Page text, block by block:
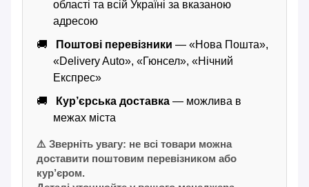
області та всій Україні за вказаною
адресою
Поштові перевізники — «Нова Пошта»,
«Delivery Auto», «Гюнсел», «Нічний
Експрес»
Кур’єрська доставка — можлива в
межах міста
⚠️ Зверніть увагу: не всі товари можна
доставити поштовим перевізником або
кур’єром.